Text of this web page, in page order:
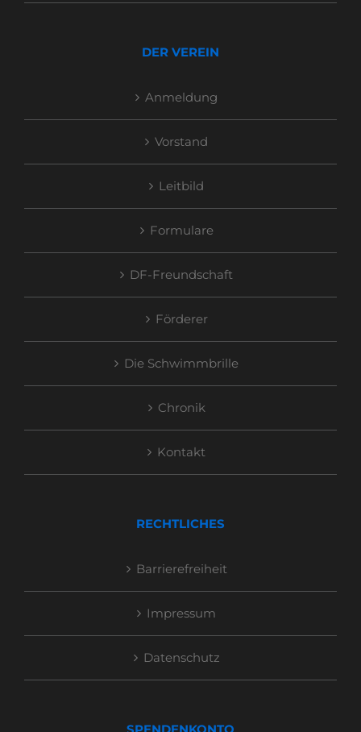
DER VEREIN
Anmeldung
Vorstand
Leitbild
Formulare
DF-Freundschaft
Förderer
Die Schwimmbrille
Chronik
Kontakt
RECHTLICHES
Barrierefreiheit
Impressum
Datenschutz
SPENDENKONTO